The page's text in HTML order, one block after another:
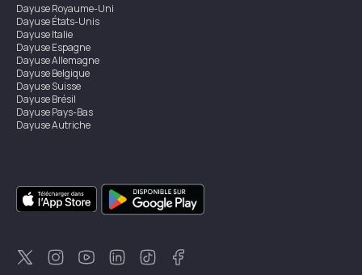
DayuseRoyaume-Uni
DayuseÉtats-Unis
DayuseItalie
DayuseEspagne
DayuseAllemagne
DayuseBelgique
DayuseSuisse
DayuseBrésil
DayusePays-Bas
DayuseAutriche
DayuseSingapour
DayuseSuède
DayuseThaïlande
DayuseNouvelle-Zélande
DayuseTurquie